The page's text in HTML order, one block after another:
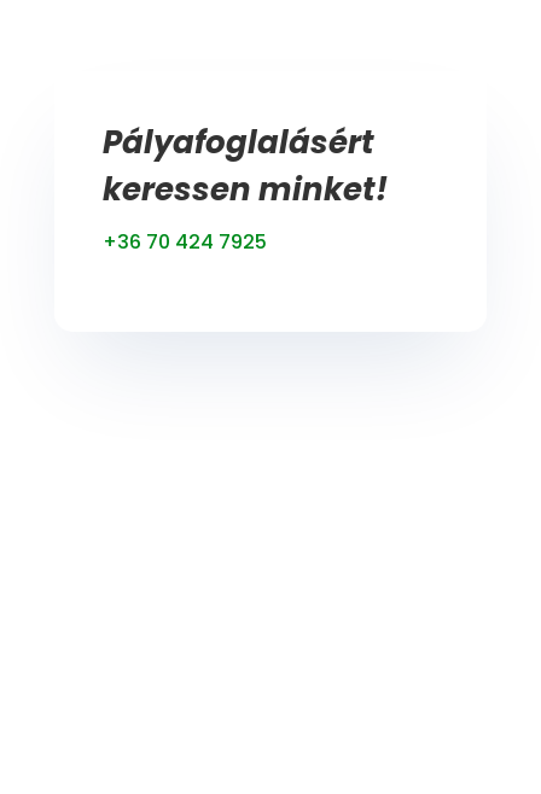
Pályafoglalásért
keressen minket!
+36 70 424 7925